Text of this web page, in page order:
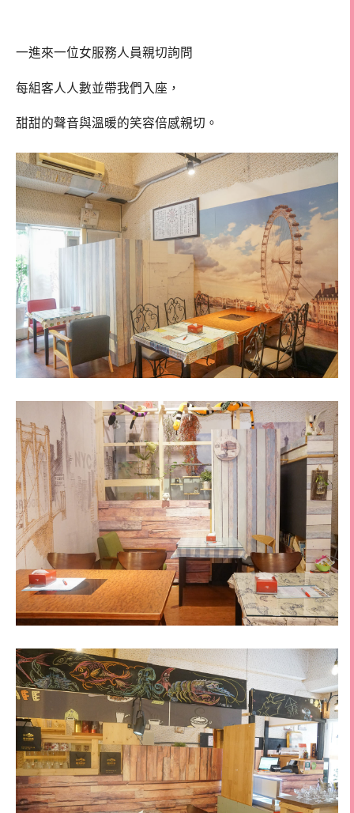
一進來一位女服務人員親切詢問
每組客人人數並帶我們入座，
甜甜的聲音與溫暖的笑容倍感親切。